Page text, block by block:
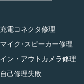
充電コネクタ修理
マイク･スピーカー修理
イン・アウトカメラ修理
自己修理失敗